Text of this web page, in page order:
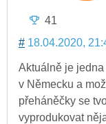
41
# 18.04.2020,
Aktuálně je
v Německu a
přeháněčky se
vyprodukovat